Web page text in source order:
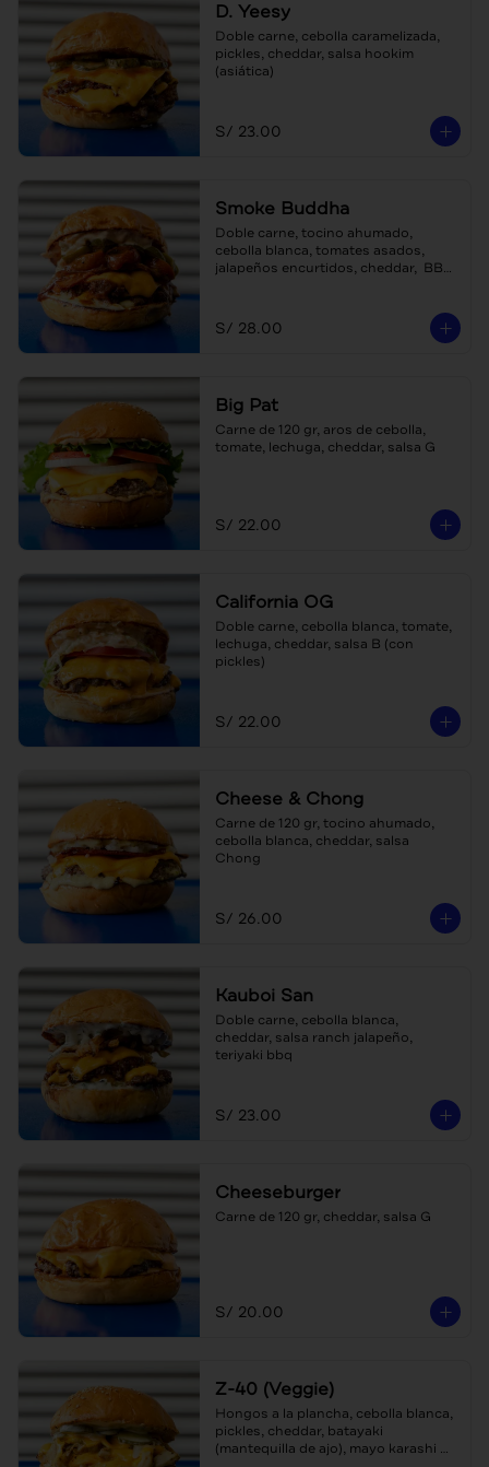
D. Yeesy
Doble carne, cebolla caramelizada,
pickles, cheddar, salsa hookim
(asiática)
S/ 23.00
Smoke Buddha
Doble carne, tocino ahumado,
cebolla blanca, tomates asados,
jalapeños encurtidos, cheddar,  BBQ
S/ 28.00
Big Pat
Carne de 120 gr, aros de cebolla,
tomate, lechuga, cheddar, salsa G
S/ 22.00
California OG
Doble carne, cebolla blanca, tomate,
lechuga, cheddar, salsa B (con
pickles)
S/ 22.00
Cheese & Chong
Carne de 120 gr, tocino ahumado,
cebolla blanca, cheddar, salsa
Chong
S/ 26.00
Kauboi San
Doble carne, cebolla blanca,
cheddar, salsa ranch jalapeño,
teriyaki bbq
S/ 23.00
Cheeseburger
Carne de 120 gr, cheddar, salsa G
S/ 20.00
Z-40 (Veggie)
Hongos a la plancha, cebolla blanca,
pickles, cheddar, batayaki
(mantequilla de ajo), mayo karashi